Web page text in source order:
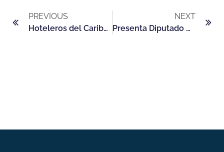
PREVIOUS
Hoteleros del Caribe mexicano quieren “mostrar el músculo”
NEXT
Presenta Diputado Hugo Alday de PT una iniciativa que atenta contra el turismo en Quintana Roo